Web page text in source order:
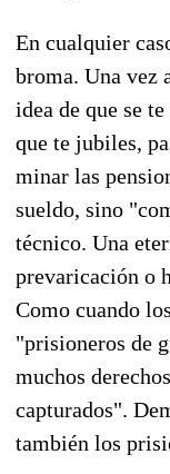
En cualquier
broma. Una vez
idea de que se
que te jubiles,
minar las
sueldo, sino
técnico. Una
prevaricación o
Como cuando
"prisioneros de
muchos
capturados".
también los